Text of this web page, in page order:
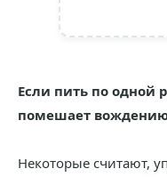
Если пить по одной
помешает
Некоторые считают,